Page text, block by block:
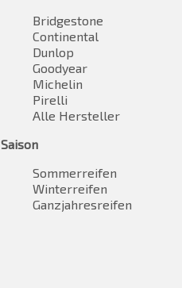
Bridgestone
Continental
Dunlop
Goodyear
Michelin
Pirelli
Alle Hersteller
Saison
Sommerreifen
Winterreifen
Ganzjahresreifen